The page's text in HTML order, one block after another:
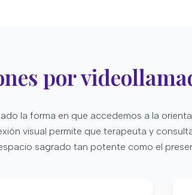
por
la forma en que accedemos a la
visual permite que terapeuta y
sagrado tan potente como el